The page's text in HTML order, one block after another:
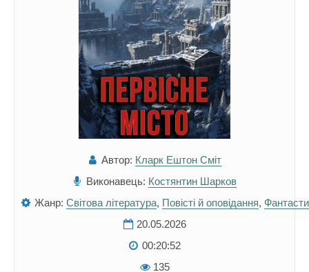
Автор: Кларк Ештон Сміт
Виконавець: Костянтин Шарков
Жанр: Світова література, Повісті й оповідання,
20.05.2026
00:20:52
135